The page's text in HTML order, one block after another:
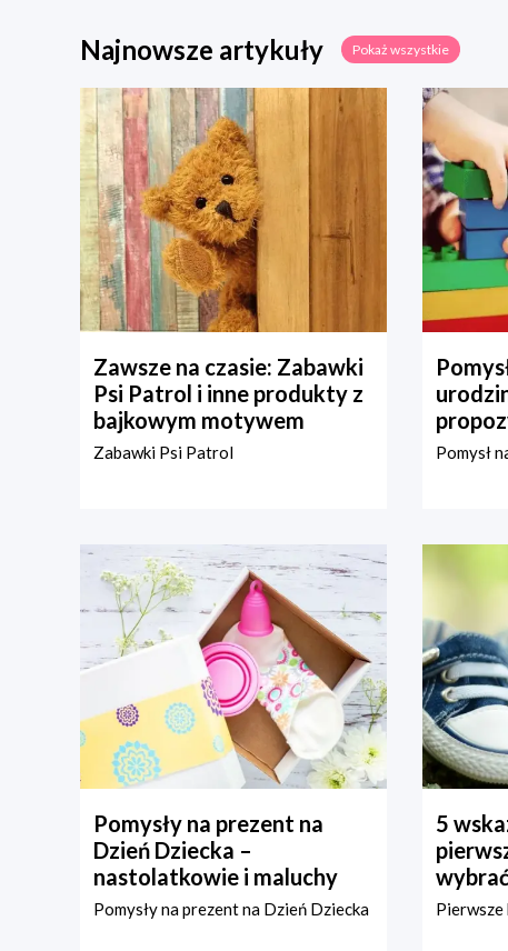
Najnowsze artykuły Pokaż wszystkie
Zawsze na czasie: Zabawki
Psi Patrol i inne produkty z
bajkowym motywem
Zabawki Psi Patrol Pomysł
Pomysły na prezent na
Dzień Dziecka –
nastolatkowie i maluchy
Pomysły na prezent na Dzień Dziecka
5
wybrać
Pierwsze